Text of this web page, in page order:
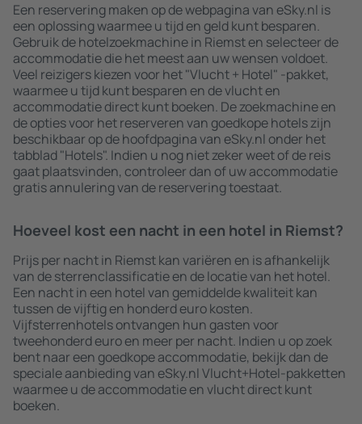
Een reservering maken op de webpagina van eSky.nl is
een oplossing waarmee u tijd en geld kunt besparen.
Gebruik de hotelzoekmachine in Riemst en selecteer de
accommodatie die het meest aan uw wensen voldoet.
Veel reizigers kiezen voor het "Vlucht + Hotel" -pakket,
waarmee u tijd kunt besparen en de vlucht en
accommodatie direct kunt boeken. De zoekmachine en
de opties voor het reserveren van goedkope hotels zijn
beschikbaar op de hoofdpagina van eSky.nl onder het
tabblad "Hotels". Indien u nog niet zeker weet of de reis
gaat plaatsvinden, controleer dan of uw accommodatie
gratis annulering van de reservering toestaat.
Hoeveel kost een nacht in een hotel in Riemst?
Prijs per nacht in Riemst kan variëren en is afhankelijk
van de sterrenclassificatie en de locatie van het hotel.
Een nacht in een hotel van gemiddelde kwaliteit kan
tussen de vijftig en honderd euro kosten.
Vijfsterrenhotels ontvangen hun gasten voor
tweehonderd euro en meer per nacht. Indien u op zoek
bent naar een goedkope accommodatie, bekijk dan de
speciale aanbieding van eSky.nl Vlucht+Hotel-pakketten
waarmee u de accommodatie en vlucht direct kunt
boeken.